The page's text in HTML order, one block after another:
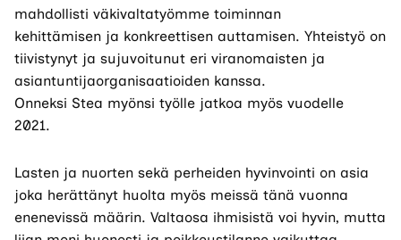
mahdollisti väkivaltatyömme toiminnan
kehittämisen ja konkreettisen auttamisen. Yhteistyö on
tiivistynyt ja sujuvoitunut eri viranomaisten ja
asiantuntijaorganisaatioiden kanssa.
Onneksi Stea myönsi työlle jatkoa myös vuodelle
2021.
Lasten ja nuorten sekä perheiden hyvinvointi on asia
joka herättänyt huolta myös meissä tänä vuonna
enenevissä määrin. Valtaosa ihmisistä voi hyvin, mutta